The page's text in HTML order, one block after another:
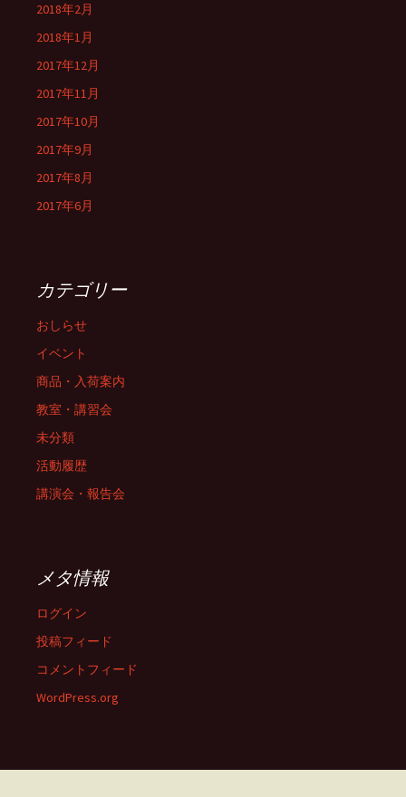
2018年2月
2018年1月
2017年12月
2017年11月
2017年10月
2017年9月
2017年8月
2017年6月
カテゴリー
おしらせ
イベント
商品・入荷案内
教室・講習会
未分類
活動履歴
講演会・報告会
メタ情報
ログイン
投稿フィード
コメントフィード
WordPress.org